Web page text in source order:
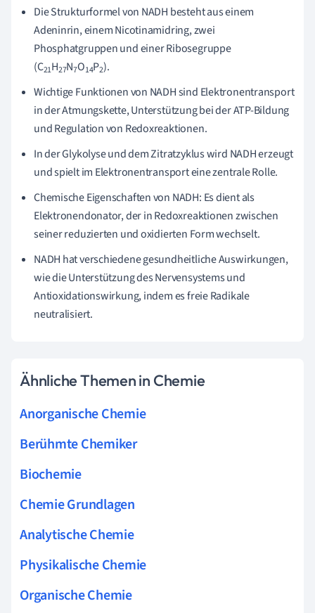
Die Strukturformel von NADH besteht aus einem
Adeninrin, einem Nicotinamidring, zwei
Phosphatgruppen und einer Ribosegruppe
(C21H27N7O14P2).
Wichtige Funktionen von NADH sind Elektronentransport
in der Atmungskette, Unterstützung bei der ATP-Bildung
und Regulation von Redoxreaktionen.
In der Glykolyse und dem Zitratzyklus wird NADH erzeugt
und spielt im Elektronentransport eine zentrale Rolle.
Chemische Eigenschaften von NADH: Es dient als
Elektronendonator, der in Redoxreaktionen zwischen
seiner reduzierten und oxidierten Form wechselt.
NADH hat verschiedene gesundheitliche Auswirkungen,
wie die Unterstützung des Nervensystems und
Antioxidationswirkung, indem es freie Radikale
neutralisiert.
Ähnliche Themen in Chemie
Anorganische Chemie
Berühmte Chemiker
Biochemie
Chemie Grundlagen
Analytische Chemie
Physikalische Chemie
Organische Chemie